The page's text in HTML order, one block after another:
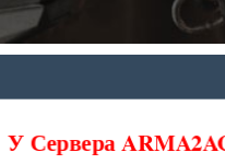
У Сервера